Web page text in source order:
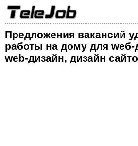
Предложения вакансий
работы на дому для wеб-
web-дизайн, дизайн